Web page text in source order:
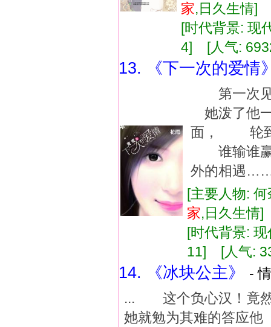
家,日久生情
[时代背景:
4] [人气:
13. 《下一次的爱情
第一次
她泼了他
面， 轮到
谁输谁赢
外的相遇
[主要人物:
家,日久生
[时代背景:
11] [人气:
14. 《冰块公主》
-
... 这个负心汉！竟
她就勉为其难的答